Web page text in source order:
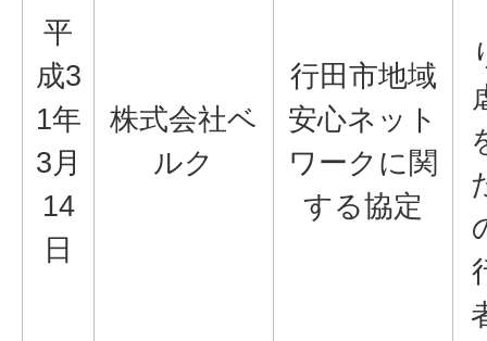
平
成3
1年
3月
14
日
株式会社ベ
ルク
行田市地域
安心ネット
ワークに関
する協定